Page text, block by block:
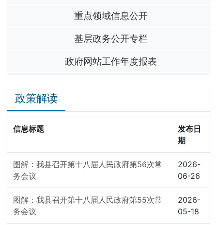
重点领域信息公开
基层政务公开专栏
政府网站工作年度报表
政策解读
信息标题
发布日
期
图解：我县召开第十八届人民政府第56次常
务会议
2026-
06-26
图解：我县召开第十八届人民政府第55次常
务会议
2026-
05-18